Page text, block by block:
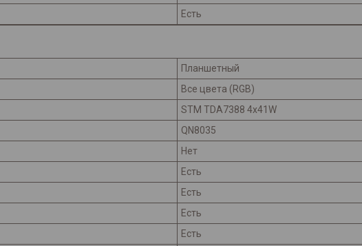
Есть
Планшетный
Все цвета (RGB)
STM TDA7388 4x41W
QN8035
Нет
Есть
Есть
Есть
Есть